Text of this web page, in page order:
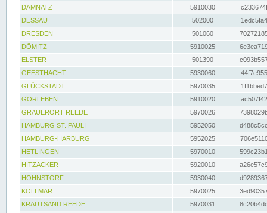
DAMNATZ
5910030
DESSAU
502000
DRESDEN
501060
DÖMITZ
5910025
ELSTER
501390
GEESTHACHT
5930060
GLÜCKSTADT
5970035
GORLEBEN
5910020
GRAUERORT REEDE
5970026
HAMBURG ST. PAULI
5952050
HAMBURG-HARBURG
5952025
HETLINGEN
5970010
HITZACKER
5920010
HOHNSTORF
5930040
KOLLMAR
5970025
KRAUTSAND REEDE
5970031